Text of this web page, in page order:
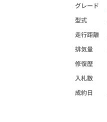
グレード
型式
走行距離
排気量
修復歴
入札数
成約日